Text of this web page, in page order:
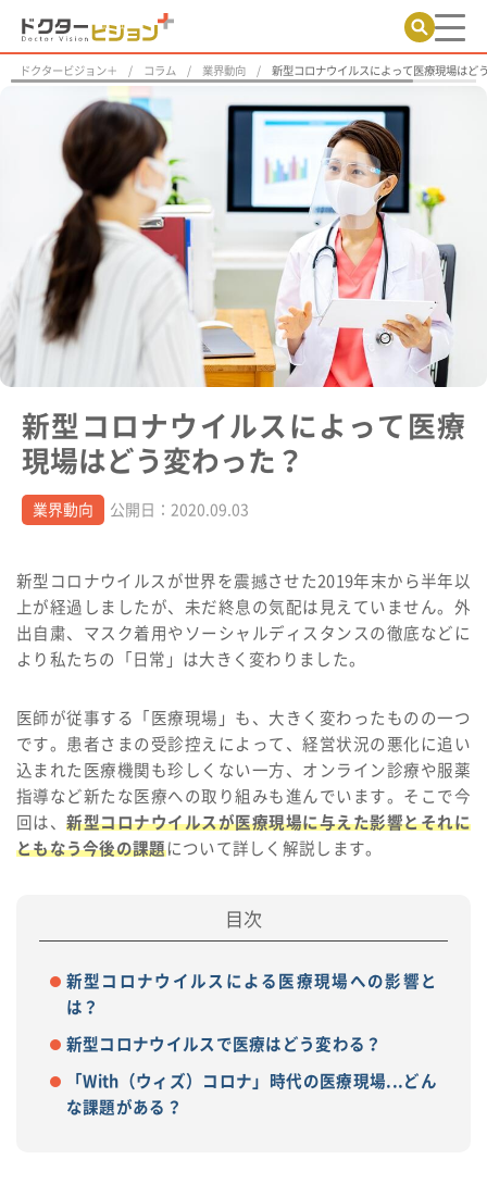
ドクタービジョン＋ コラム 業界動向 新型コロナウイルスによって医療現場はど
新型コロナウイルスによって医療
現場はどう変わった？
業界動向 公開日：2020.09.03
新型コロナウイルスが世界を震撼させた2019年末から半年以
上が経過しましたが、未だ終息の気配は見えていません。外
出自粛、マスク着用やソーシャルディスタンスの徹底などに
より私たちの「日常」は大きく変わりました。
医師が従事する「医療現場」も、大きく変わったものの一つ
です。患者さまの受診控えによって、経営状況の悪化に追い
込まれた医療機関も珍しくない一方、オンライン診療や服薬
指導など新たな医療への取り組みも進んでいます。そこで今
回は、新型コロナウイルスが医療現場に与えた影響とそれに
ともなう今後の課題について詳しく解説します。
新型コロナウイルスによる医療現場への影響と
は？
新型コロナウイルスで医療はどう変わる？
「With（ウィズ）コロナ」時代の医療現場...どん
な課題がある？